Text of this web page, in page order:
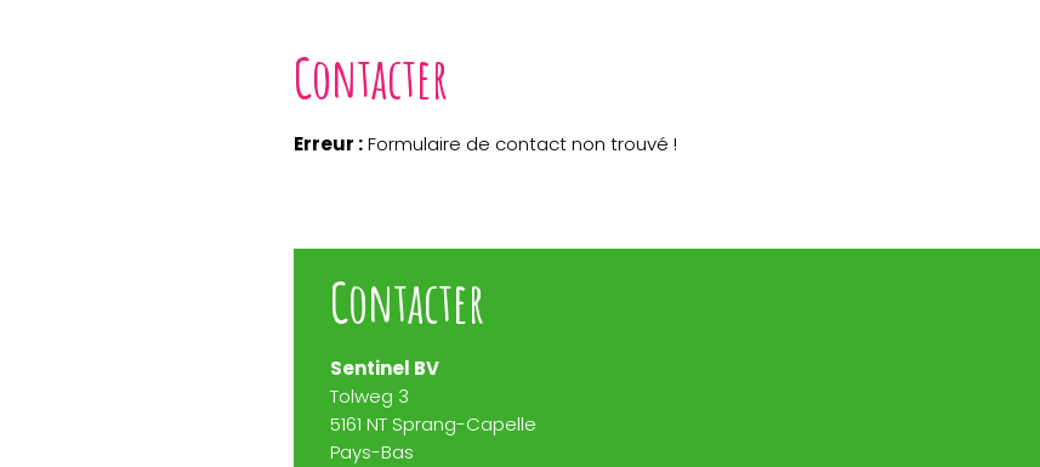
Contacter
Erreur :Formulaire de contact non trouvé !
Contacter
Sentinel BV
Tolweg 3
5161 NT Sprang-Capelle
Pays-Bas